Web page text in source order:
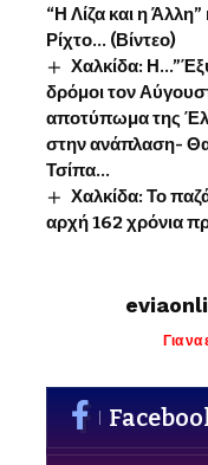
“Η Λίζα και η Άλλη”
Ρίχτο… (Βίντεο)
Χαλκίδα:
δρόμοι τον
αποτύπωμα της
στην ανάπλαση- Θα
Τσίπα…
Χαλκίδα: Το
αρχή 162 χρόνια
Για